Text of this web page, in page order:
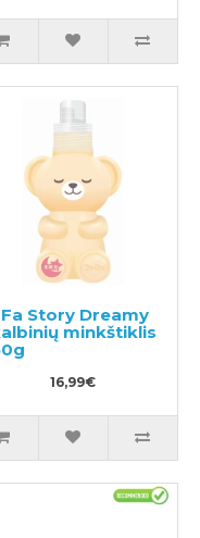
Story Dreamy
minkštiklis
16,99€